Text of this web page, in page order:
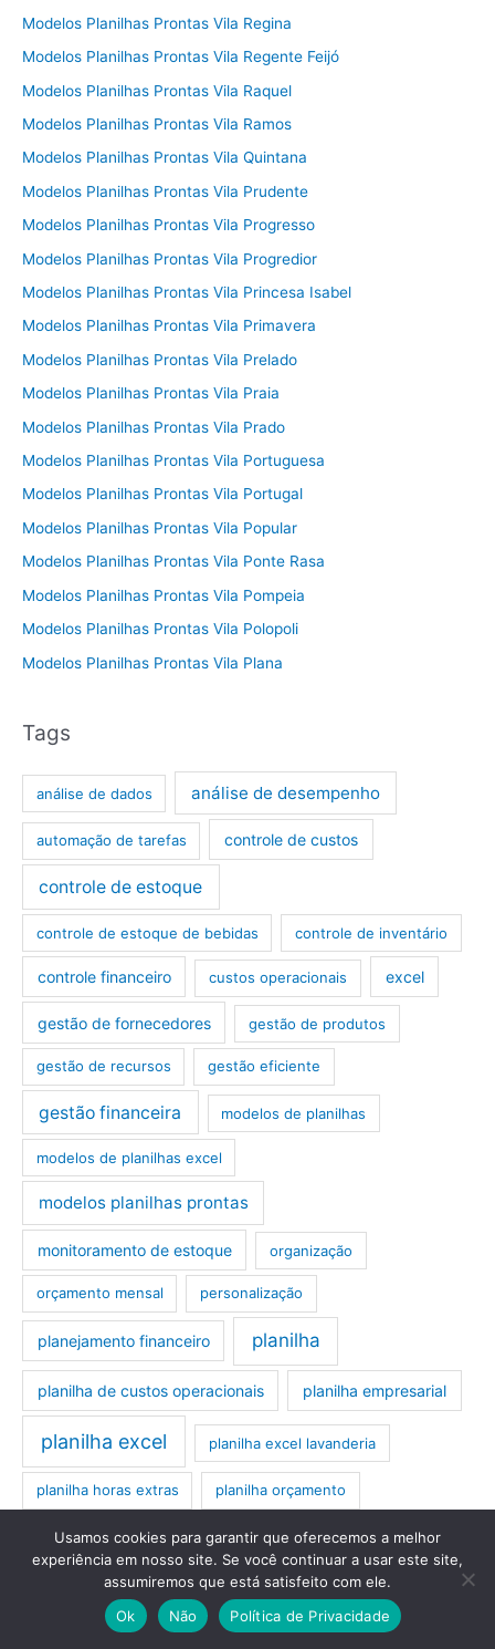
Modelos Planilhas Prontas Vila Regina
Modelos Planilhas Prontas Vila Regente Feijó
Modelos Planilhas Prontas Vila Raquel
Modelos Planilhas Prontas Vila Ramos
Modelos Planilhas Prontas Vila Quintana
Modelos Planilhas Prontas Vila Prudente
Modelos Planilhas Prontas Vila Progresso
Modelos Planilhas Prontas Vila Progredior
Modelos Planilhas Prontas Vila Princesa Isabel
Modelos Planilhas Prontas Vila Primavera
Modelos Planilhas Prontas Vila Prelado
Modelos Planilhas Prontas Vila Praia
Modelos Planilhas Prontas Vila Prado
Modelos Planilhas Prontas Vila Portuguesa
Modelos Planilhas Prontas Vila Portugal
Modelos Planilhas Prontas Vila Popular
Modelos Planilhas Prontas Vila Ponte Rasa
Modelos Planilhas Prontas Vila Pompeia
Modelos Planilhas Prontas Vila Polopoli
Modelos Planilhas Prontas Vila Plana
Tags
análise de dados análise de desempenho
automação de tarefas controle de custos
controle de estoque
controle de estoque de bebidas controle de inventário
controle financeiro custos operacionais excel
gestão de fornecedores gestão de produtos
gestão de recursos gestão eficiente
gestão financeira modelos de planilhas
modelos de planilhas excel
modelos planilhas prontas
monitoramento de estoque organização
orçamento mensal personalização
planejamento financeiro planilha
planilha de custos operacionais planilha empresarial
planilha excel planilha excel lavanderia
planilha horas extras planilha orçamento
planilha plr planilhas planilhas excel
planilhas excel editáveis planilhas excel prontas
planilhas orçamentárias planilhas prontas
Usamos cookies para garantir que oferecemos a melhor
experiência em nosso site. Se você continuar a usar este site,
assumiremos que está satisfeito com ele.
Ok
Não Política de Privacidade